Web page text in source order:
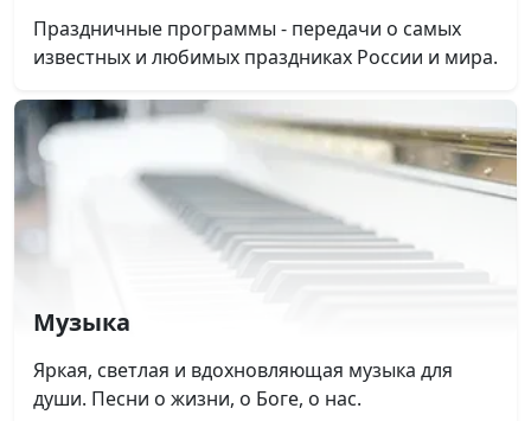
Праздничные программы - передачи о самых
известных и любимых праздниках России и мира.
Музыка
Яркая, светлая и вдохновляющая музыка для
души. Песни о жизни, о Боге, о нас.